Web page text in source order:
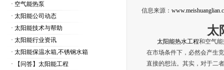
· 空气能热泵
· 太阳能公司动态
· 太阳能技术与帮助
· 太阳能行业资讯
· 太阳能保温水箱,不锈钢水箱
· 【问答】太阳能工程
信息来源：
太
太阳能热水工程和空气
在市场条件下，必然会产生
直接的想法。其实，对于二